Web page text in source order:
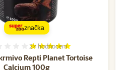
Repti Planet Tortoise
Calcium 100g
Hodnocení 100%, počet
2× hodnocení
značka